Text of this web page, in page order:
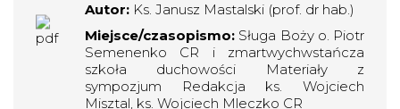
Autor: Ks. Janusz Mastalski (prof. dr hab.)
Miejsce/czasopismo: Sługa Boży o. Piotr
Semenenko CR i zmartwychwstańcza
szkoła duchowości Materiały z
sympozjum Redakcja ks. Wojciech
Misztal, ks. Wojciech Mleczko CR